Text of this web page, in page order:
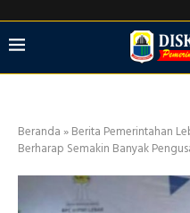
Beranda»Berita Pemerintahan
Berharap Semakin Banyak